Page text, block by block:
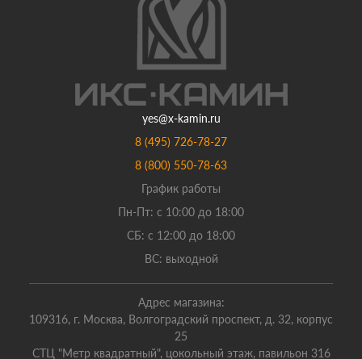
yes@x-kamin.ru
8 (495) 726-78-27
8 (800) 550-78-63
График работы
Пн-Пт: с 10:00 до 18:00
СБ: с 12:00 до 18:00
ВС: выходной
Адрес магазина:
109316, г. Москва, Волгоградский проспект, д. 32, корпус
25
СТЦ "Метр квадратный", цокольный этаж, павильон 316